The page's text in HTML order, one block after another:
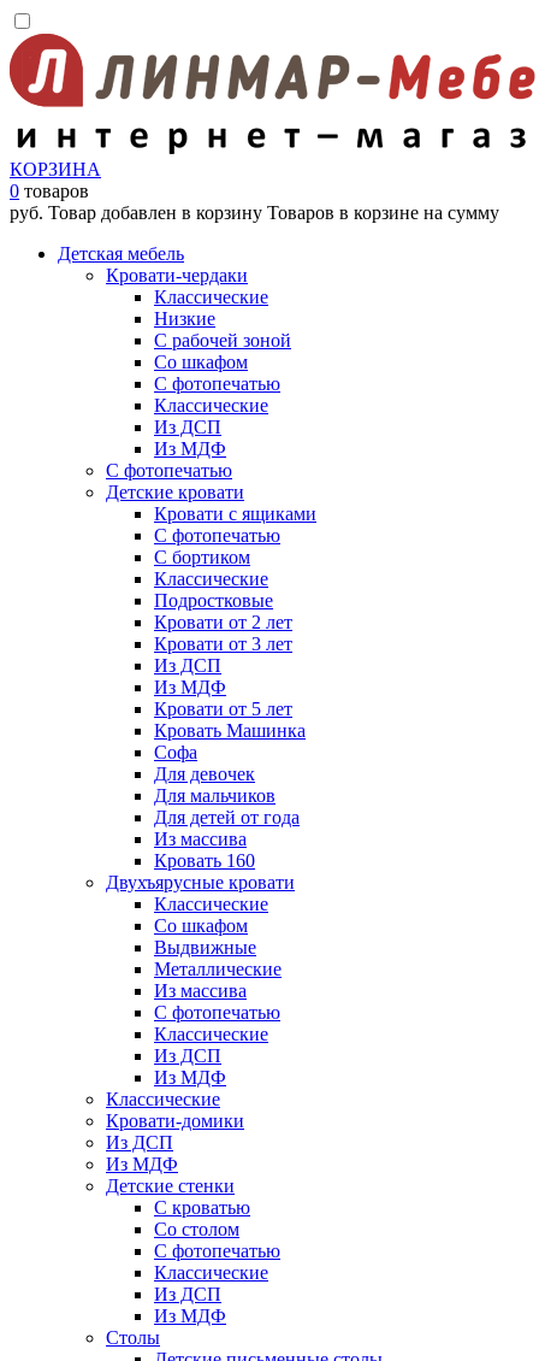
КОРЗИНА
0 товаров
руб. Товар добавлен в корзину Товаров в корзине на сумму
Детская мебель
Кровати-чердаки
Классические
Низкие
С рабочей зоной
Со шкафом
С фотопечатью
Классические
Из ДСП
Из МДФ
С фотопечатью
Детские кровати
Кровати с ящиками
С фотопечатью
С бортиком
Классические
Подростковые
Кровати от 2 лет
Кровати от 3 лет
Из ДСП
Из МДФ
Кровати от 5 лет
Кровать Машинка
Софа
Для девочек
Для мальчиков
Для детей от года
Из массива
Кровать 160
Двухъярусные кровати
Классические
Со шкафом
Выдвижные
Металлические
Из массива
С фотопечатью
Классические
Из ДСП
Из МДФ
Классические
Кровати-домики
Из ДСП
Из МДФ
Детские стенки
С кроватью
Со столом
С фотопечатью
Классические
Из ДСП
Из МДФ
Столы